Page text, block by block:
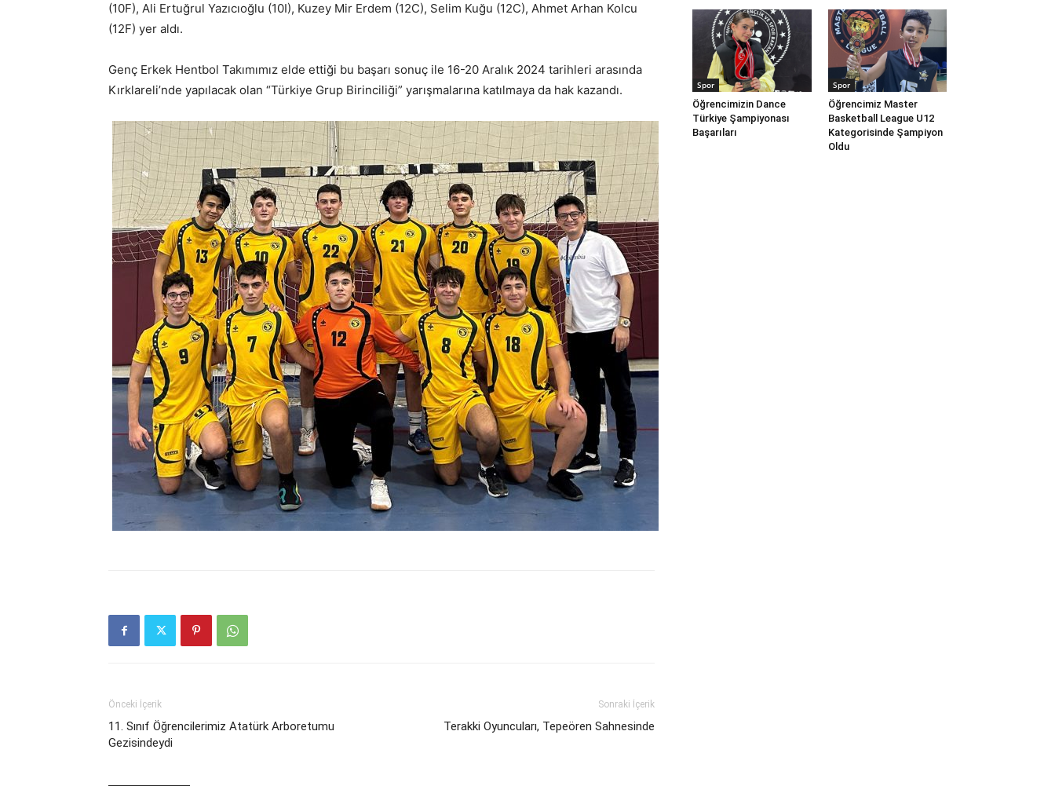
(10F), Ali Ertuğrul Yazıcıoğlu (10I), Kuzey Mir Erdem (12C), Selim Kuğu (12C), Ahmet Arhan Kolcu
(12F) yer aldı.
Genç Erkek Hentbol Takımımız elde ettiği bu başarı sonuç ile 16-20 Aralık 2024 tarihleri arasında
Kırklareli’nde yapılacak olan “Türkiye Grup Birinciliği” yarışmalarına katılmaya da hak kazandı.
Önceki İçerik
11. Sınıf Öğrencilerimiz Atatürk Arboretumu
Gezisindeydi
Sonraki İçerik
Terakki Oyuncuları, Tepeören Sahnesinde
Spor
Öğrencimizin Dance
Türkiye Şampiyonası
Başarıları
Spor
Öğrencimiz Master
Basketball League U12
Kategorisinde Şampiyon
Oldu